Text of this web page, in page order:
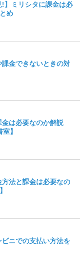
!】ミリシタに課金は必
め
課金できないときの対
金は必要なのか解説
】
法と課金は必要なの
ビニでの支払い方法を